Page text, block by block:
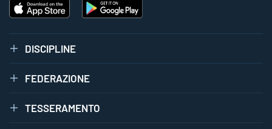
DISCIPLINE
FEDERAZIONE
TESSERAMENTO